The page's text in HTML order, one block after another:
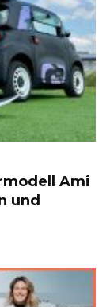
Ami
und